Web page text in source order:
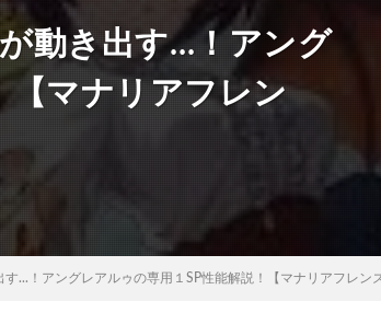
動き出す…！アング
【マナリアフレン
す...！アングレアルゥの専用１SP性能解説！【マナリアフレン